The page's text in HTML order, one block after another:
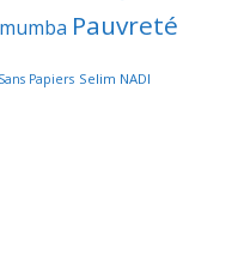
Pauvreté
Sans Papiers Selim NADI